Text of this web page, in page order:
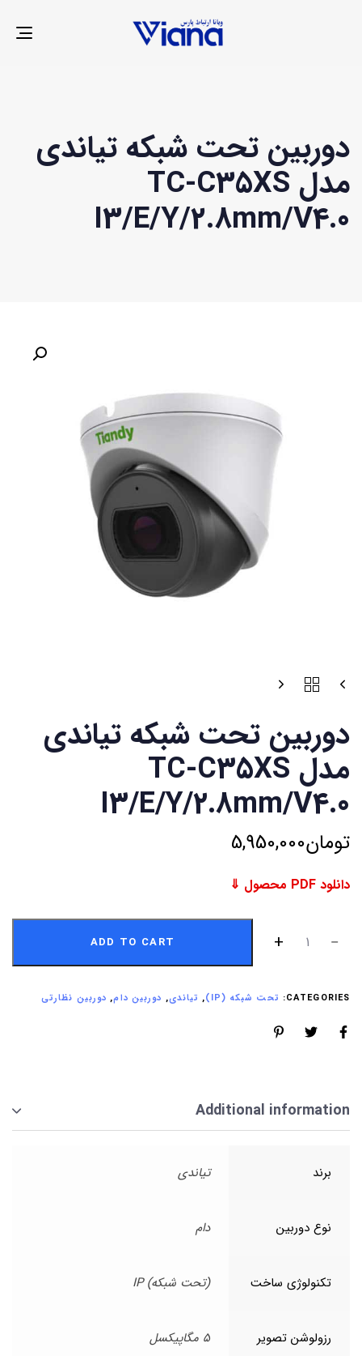
دوربین تحت شبکه تیاندی
مدل TC-C35XS
I3/E/Y/2.8mm/V4.0
دوربین تحت شبکه تیاندی
مدل TC-C35XS
I3/E/Y/2.8mm/V4.0
تومان5,950,000
دانلود PDF محصول ⇓
ADD TO CART
CATEGORIES: تحت شبکه (IP) , تیاندی, دوربین دام, دوربین نظارتی
Additional information
برند تیاندی
نوع دوربین دام
تکنولوژی ساخت (تحت شبکه) IP
رزولوشن تصویر 5 مگاپیکسل